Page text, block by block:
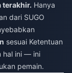
terakhir. Hanya
dari SUGO
sesuai Ketentuan
hal ini — ini
pemain.